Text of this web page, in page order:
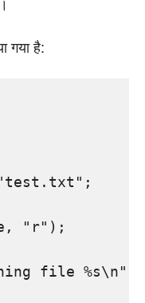
गया है:
"r");
file %s\n",